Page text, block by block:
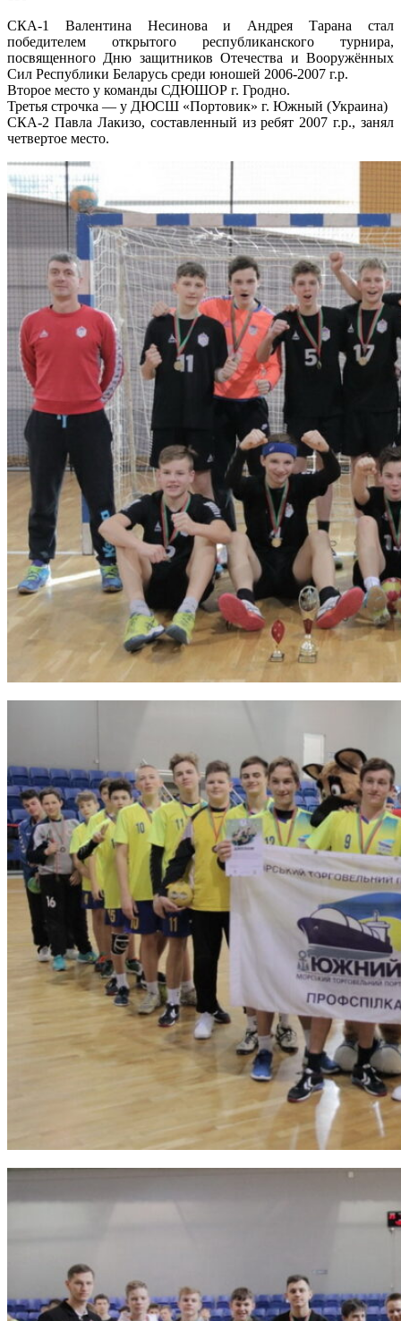
СКА-1 Валентина Несинова и Андрея Тарана стал
победителем открытого республиканского турнира,
посвященного Дню защитников Отечества и Вооружённых
Сил Республики Беларусь среди юношей 2006-2007 г.р.
Второе место у команды СДЮШОР г. Гродно.
Третья строчка — у ДЮСШ «Портовик» г. Южный (Украина)
СКА-2 Павла Лакизо, составленный из ребят 2007 г.р., занял
четвертое место.